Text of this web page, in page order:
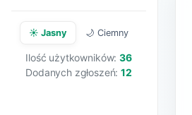
☀️ Jasny 🌙 Ciemny
Ilość użytkowników:36
Dodanych zgłoszeń:12